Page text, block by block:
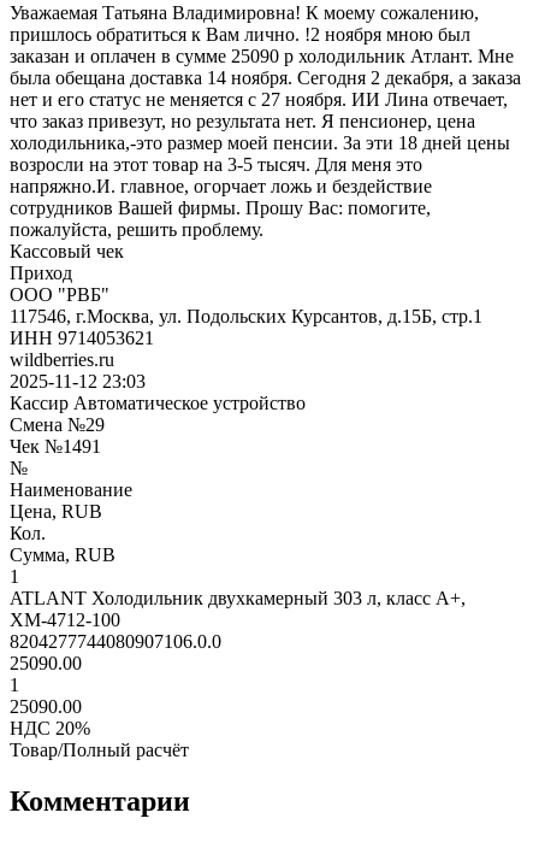
Уважаемая Татьяна Владимировна! К моему сожалению,
пришлось обратиться к Вам лично. !2 ноября мною был
заказан и оплачен в сумме 25090 р холодильник Атлант. Мне
была обещана доставка 14 ноября. Сегодня 2 декабря, а заказа
нет и его статус не меняется с 27 ноября. ИИ Лина отвечает,
что заказ привезут, но результата нет. Я пенсионер, цена
холодильника,-это размер моей пенсии. За эти 18 дней цены
возросли на этот товар на 3-5 тысяч. Для меня это
напряжно.И. главное, огорчает ложь и бездействие
сотрудников Вашей фирмы. Прошу Вас: помогите,
пожалуйста, решить проблему.
Кассовый чек
Приход
ООО "РВБ"
117546, г.Москва, ул. Подольских Курсантов, д.15Б, стр.1
ИНН 9714053621
wildberries.ru
2025-11-12 23:03
Кассир Автоматическое устройство
Смена №29
Чек №1491
№
Наименование
Цена, RUB
Кол.
Сумма, RUB
1
ATLANT Холодильник двухкамерный 303 л, класс A+,
ХМ-4712-100
8204277744080907106.0.0
25090.00
1
25090.00
НДС 20%
Товар/Полный расчёт
Комментарии